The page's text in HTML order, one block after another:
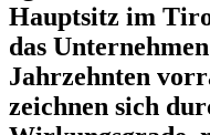
Hauptsitz im
das
Jahrzehnten
zeichnen sich